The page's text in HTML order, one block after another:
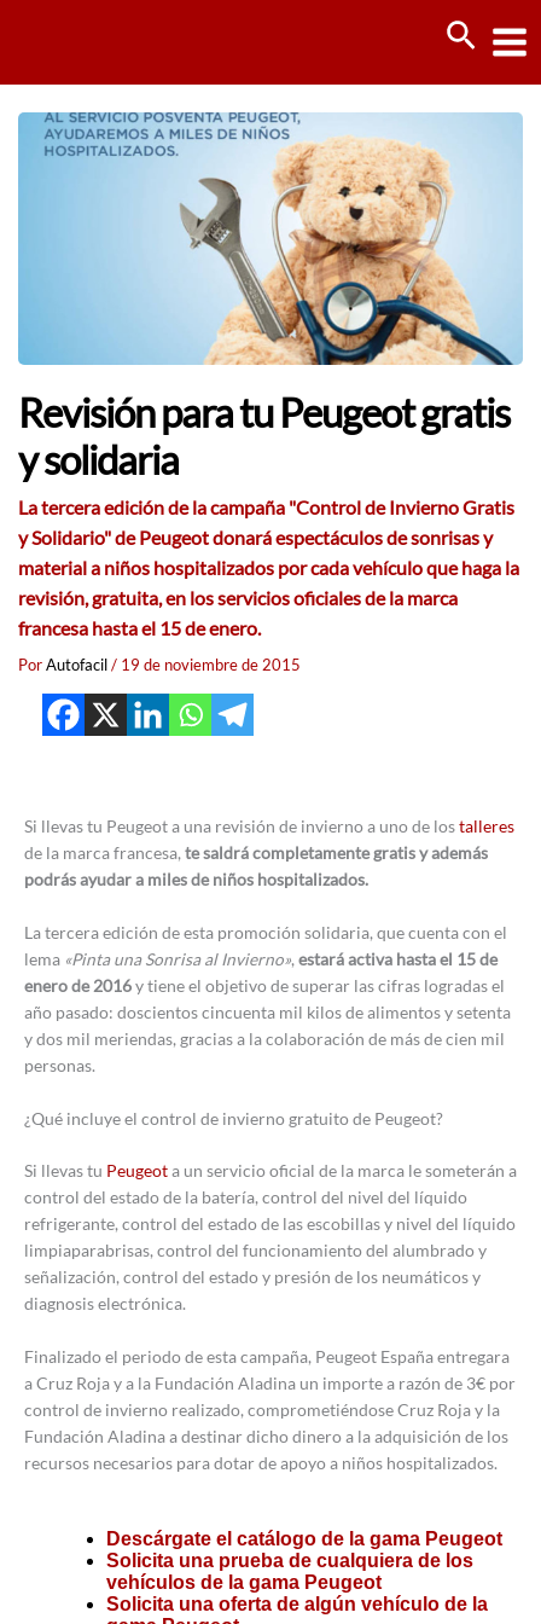
Revisión para tu Peugeot gratis
y solidaria
La tercera edición de la campaña "Control de Invierno Gratis
y Solidario" de Peugeot donará espectáculos de sonrisas y
material a niños hospitalizados por cada vehículo que haga la
revisión, gratuita, en los servicios oficiales de la marca
francesa hasta el 15 de enero.
PorAutofacil/ 19 de noviembre de 2015
Si llevas tu Peugeot a una revisión de invierno a uno de lostalleres
de la marca francesa, te saldrá completamente gratis y además
podrás ayudar a miles de niños hospitalizados.
La tercera edición de esta promoción solidaria, que cuenta con el
lema «Pinta una Sonrisa al Invierno», estará activa hasta el 15 de
enero de 2016y tiene el objetivo de superar las cifras logradas el
año pasado: doscientos cincuenta mil kilos de alimentos y setenta
y dos mil meriendas, gracias a la colaboración de más de cien mil
personas.
¿Qué incluye el control de invierno gratuito de Peugeot?
Si llevas tu Peugeota un servicio oficial de la marca le someterán a
control del estado de la batería, control del nivel del líquido
refrigerante, control del estado de las escobillas y nivel del líquido
limpiaparabrisas, control del funcionamiento del alumbrado y
señalización, control del estado y presión de los neumáticos y
diagnosis electrónica.
Finalizado el periodo de esta campaña, Peugeot España entregara
a Cruz Roja y a la Fundación Aladina un importe a razón de 3€ por
control de invierno realizado, comprometiéndose Cruz Roja y la
Fundación Aladina a destinar dicho dinero a la adquisición de los
recursos necesarios para dotar de apoyo a niños hospitalizados.
Descárgate el catálogo de la gama Peugeot
Solicita una prueba de cualquiera de los
vehículos de la gama Peugeot
Solicita una oferta de algún vehículo de la